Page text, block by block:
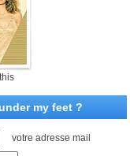
my feet ?
votre adresse mail